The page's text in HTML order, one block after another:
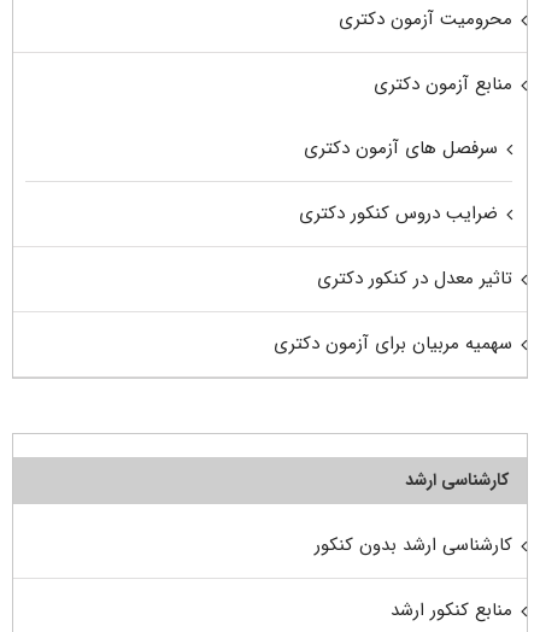
محرومیت آزمون دکتری
منابع آزمون دکتری
سرفصل های آزمون دکتری
ضرایب دروس کنکور دکتری
تاثیر معدل در کنکور دکتری
سهمیه مربیان برای آزمون دکتری
کارشناسی ارشد
کارشناسی ارشد بدون کنکور
منابع کنکور ارشد